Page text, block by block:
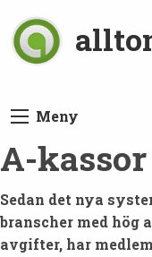
Meny
A-
Sedan det nya
branscher med hög
avgifter, har